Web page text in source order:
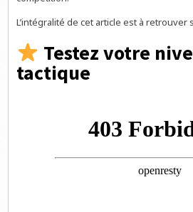
L’intégralité de cet article est à retrouver
Testez votre
tactique